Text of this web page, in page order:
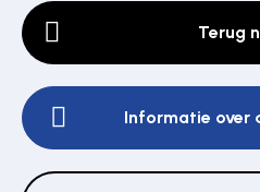
Toegangscontrole
Toegangsverlening
Voedingen
Terug
Informatie over